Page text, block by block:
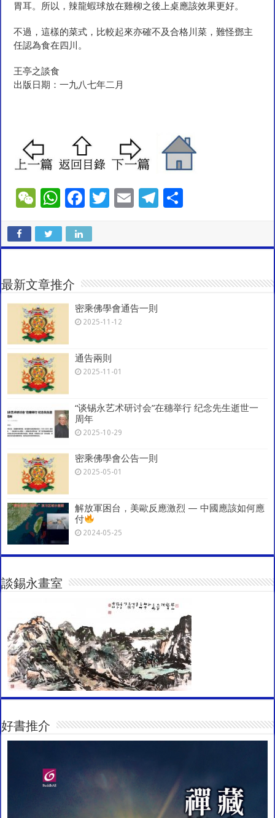
胃耳。所以，辣龍蝦球放在雞柳之後上桌應該效果更好。
不過，這樣的菜式，比較起來亦確不及合格川菜，難怪鄧主
任認為食在四川。
王亭之談食
出版日期：一九八七年二月
W
C
h
at
W
at
sA
p
p
F
e
b
o
k
T
er
E
l
T
gr
a
e
最新文章推介
密乘佛學會通告一則
2025-11-12
通告兩則
2025-11-01
“谈锡永艺术研讨会”在穗举行 纪念先生逝世一
周年
2025-10-29
密乘佛學會公告一則
2025-05-01
解放軍困台，美歐反應激烈 — 中國應該如何應
付
2024-05-25
談錫永畫室
好書推介